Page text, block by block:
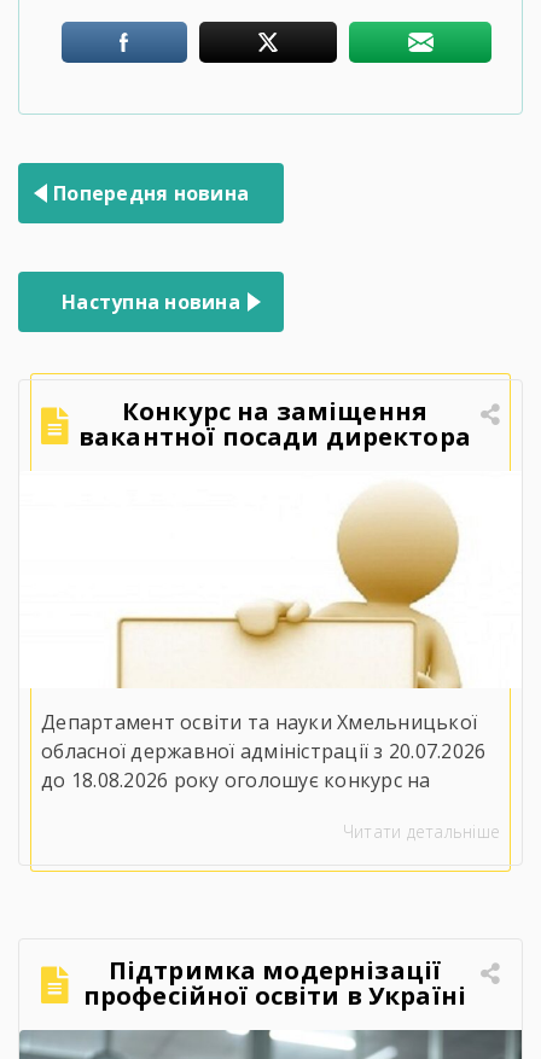
Навігація
записів
Попередня новина
Наступна новина
Конкурс на заміщення
вакантної посади директора
Державного навчального
закладу «Ярмолинецький
агропромисловий центр
професійної освіти»
Департамент освіти та науки Хмельницької
обласної державної адміністрації з 20.07.2026
до 18.08.2026 року оголошує конкурс на
Державного навчального закладу
«Ярмолинецький агропромисловий центр
участі у конкурсі запрошуються особи, які
вільно володіють державною мовою, мають
вищу освіту другого рівня за […]
Читати детальніше
Підтримка модернізації
професійної освіти в Україні